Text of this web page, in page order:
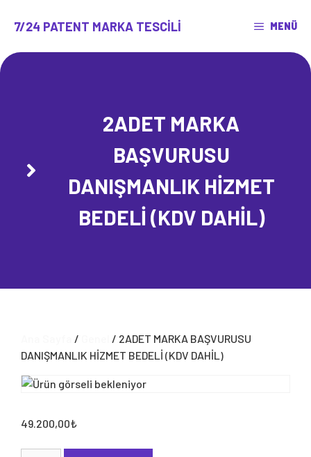
atla7/24 PATENT MARKA TESCILI MENÜ
2ADET MARKA
BAŞVURUSU
DANIŞMANLIK HİZMET
BEDELİ (KDV DAHİL)
/
/ 2ADET MARKA BAŞVURUSU
DANIŞMANLIK HİZMET BEDELİ (KDV DAHİL)
49.200,00₺